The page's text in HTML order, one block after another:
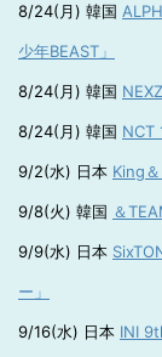
8/24(月) 韓国
少年BEAST」
8/24(月) 韓国
8/24(月) 韓国 NCT
9/2(水) 日本 King
9/8(火) 韓国 ＆
9/9(水) 日本
ー」
9/16(水) 日本 INI